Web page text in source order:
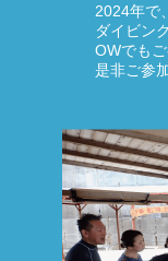
2024年で
ダイビン
OWでもご
是非ご参